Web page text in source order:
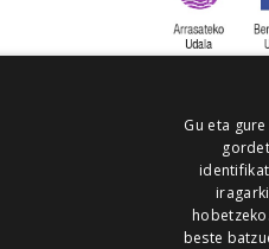
Gu eta
hobetzeko.
beste